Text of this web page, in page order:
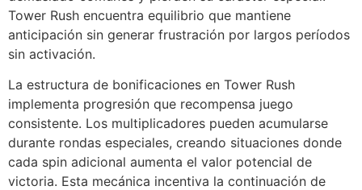
Tower Rush encuentra equilibrio que mantiene
anticipación sin generar frustración por largos períodos
sin activación.
La estructura de bonificaciones en Tower Rush
implementa progresión que recompensa juego
consistente. Los multiplicadores pueden acumularse
durante rondas especiales, creando situaciones donde
cada spin adicional aumenta el valor potencial de
victoria. Esta mecánica incentiva la continuación de